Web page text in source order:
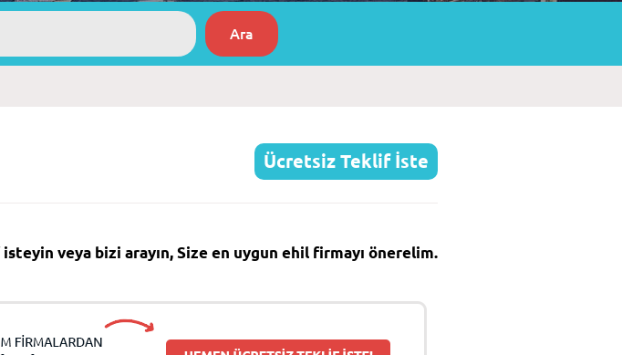
Ücretsiz Teklif İste
veya bizi arayın, Size en uygun ehil firmayı önerelim.